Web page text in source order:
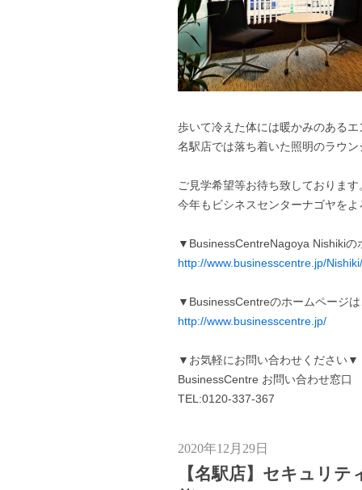
歩いて冷えた体には暖かみのある
名駅店では落ち着いた照明のラウ
ご見学希望等お待ち致しております
今年もビシネスセンターナゴヤを
▼BusinessCentreNagoya Nishiki
http://www.businesscentre.jp/Nishiki/
▼BusinessCentreのホームページ
http://www.businesscentre.jp/
▼お気軽にお問い合わせください▼
BusinessCentre お問い合わせ窓口
TEL:0120-337-367
2020年12月29日
【名駅店】セキュリ